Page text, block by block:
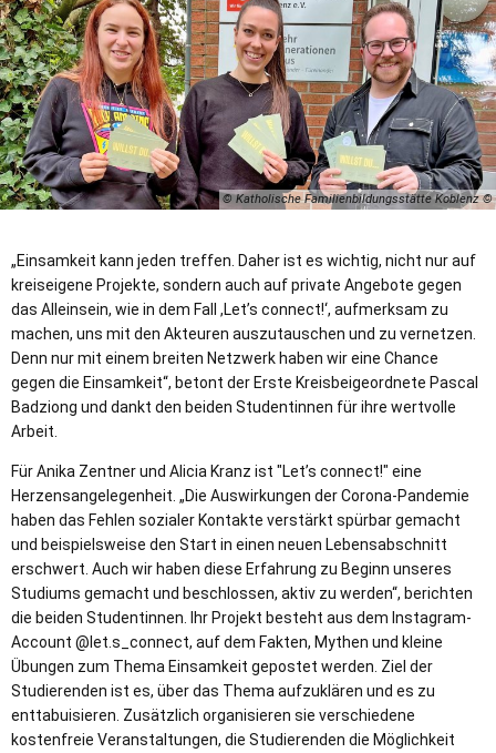
© Katholische Familienbildungsstätte Koblenz
„Einsamkeit kann jeden treffen. Daher ist es wichtig, nicht nur auf
kreiseigene Projekte, sondern auch auf private Angebote gegen
das Alleinsein, wie in dem Fall ,Let’s connect!‘, aufmerksam zu
machen, uns mit den Akteuren auszutauschen und zu vernetzen.
Denn nur mit einem breiten Netzwerk haben wir eine Chance
gegen die Einsamkeit“, betont der Erste Kreisbeigeordnete Pascal
Badziong und dankt den beiden Studentinnen für ihre wertvolle
Arbeit.
Für Anika Zentner und Alicia Kranz ist "Let’s connect!" eine
Herzensangelegenheit. „Die Auswirkungen der Corona-Pandemie
haben das Fehlen sozialer Kontakte verstärkt spürbar gemacht
und beispielsweise den Start in einen neuen Lebensabschnitt
erschwert. Auch wir haben diese Erfahrung zu Beginn unseres
Studiums gemacht und beschlossen, aktiv zu werden“, berichten
die beiden Studentinnen. Ihr Projekt besteht aus dem Instagram-
Account @let.s_connect, auf dem Fakten, Mythen und kleine
Übungen zum Thema Einsamkeit gepostet werden. Ziel der
Studierenden ist es, über das Thema aufzuklären und es zu
enttabuisieren. Zusätzlich organisieren sie verschiedene
kostenfreie Veranstaltungen, die Studierenden die Möglichkeit